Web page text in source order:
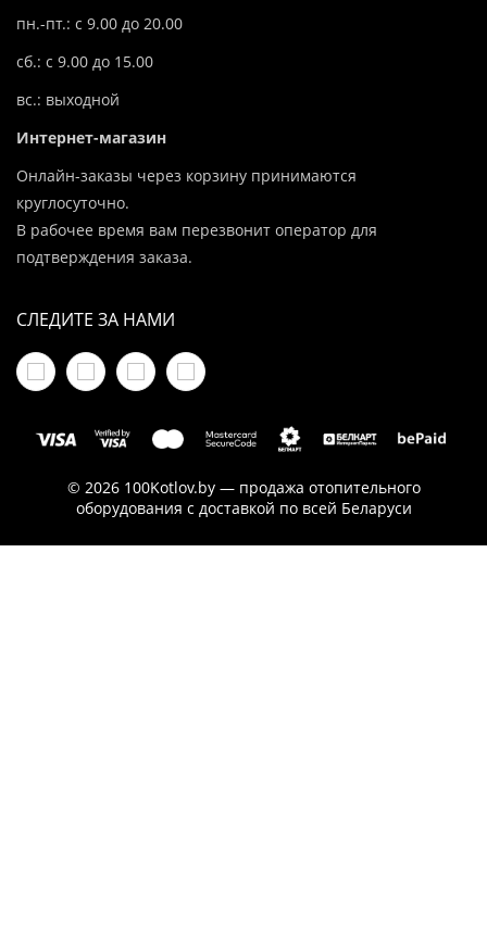
пн.-пт.: с 9.00 до 20.00
сб.: с 9.00 до 15.00
вс.: выходной
Интернет-магазин
Онлайн-заказы через корзину принимаются
круглосуточно.
В рабочее время вам перезвонит оператор для
подтверждения заказа.
СЛЕДИТЕ ЗА НАМИ
© 2026 100Kotlov.by — продажа отопительного
оборудования с доставкой по всей Беларуси